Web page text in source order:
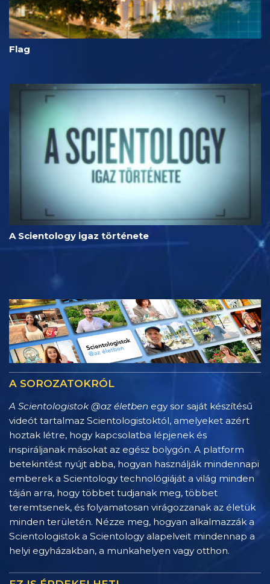
Flag
A Scientology igaz története
A SOROZATOKRÓL
A Scientologistok @az életben egy sor saját készítésű
videót tartalmaz Scientologistoktól, amelyeket azért
hoztak létre, hogy kapcsolatba lépjenek és
inspiráljanak másokat az egész bolygón. A platform
betekintést nyújt abba, hogyan használják mindennapi
emberek a Scientology technológiáját a világ minden
táján arra, hogy többet tudjanak meg, többet
teremtsenek, és folyamatosan virágozzanak az életük
minden területén. Nézze meg, hogyan alkalmazzák a
Scientologistok a Scientology alapelveit mindennap a
helyi egyházakban, a munkahelyen vagy otthon.